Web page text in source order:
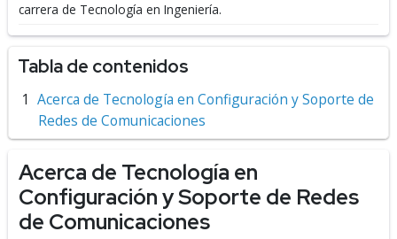
carrera de Tecnología en Ingeniería.
Tabla de contenidos
Acerca de Tecnología en Configuración y Soporte de
Redes de Comunicaciones
Acerca de Tecnología en
Configuración y Soporte de Redes
de Comunicaciones